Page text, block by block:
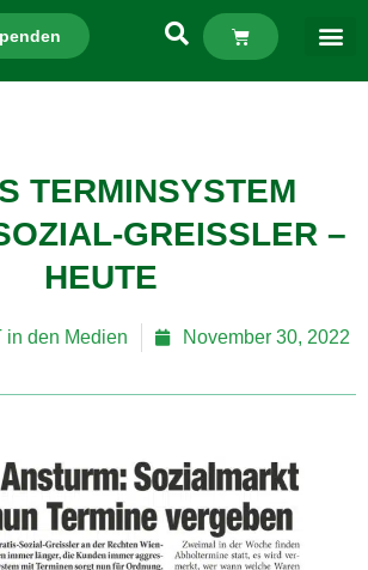
TERMINSYSTEM
GREISSLER –
HEUTE
in den Medien November 30, 2022